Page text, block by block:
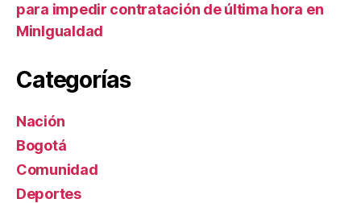
para impedir contratación de última hora en
MinIgualdad
Categorías
Nación
Bogotá
Comunidad
Deportes